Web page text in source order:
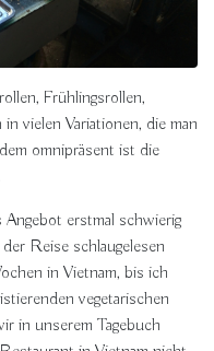
Frühlingsrollen,
vielen Variationen, die man
omnipräsent ist die
erstmal schwierig
Reise schlaugelesen
in Vietnam, bis ich
vegetarischen
in unserem Tagebuch